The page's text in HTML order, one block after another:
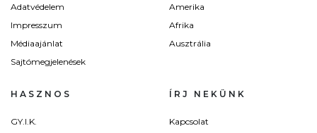
Adatvédelem
Impresszum
Médiaajánlat
Sajtómegjelenések
Amerika
Afrika
Ausztrália
HASZNOS
GY.I.K.
ÍRJ NEKÜNK
Kapcsolat